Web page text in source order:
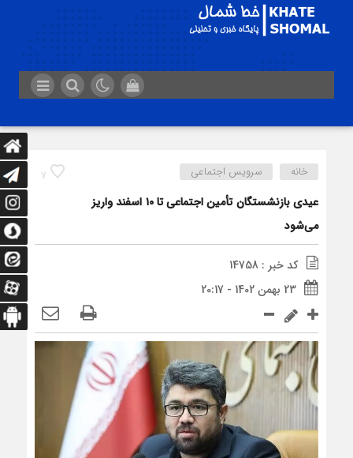
7 خانه سرویس اجتماعی
عیدی بازنشستگان تأمین اجتماعی تا ۱۰ اسفند واریز
می‌شود
کد خبر : 14758
23 بهمن 1402 - 20:17